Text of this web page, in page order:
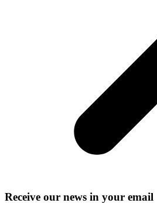
Receive our news in your email